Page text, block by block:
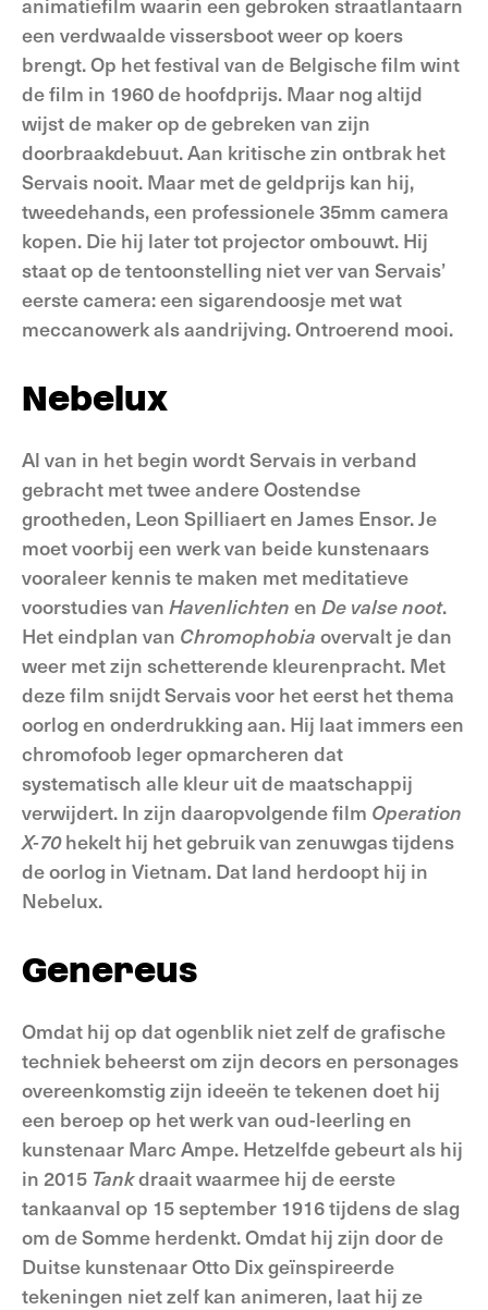
een verdwaalde vissersboot weer op koers
brengt. Op het festival van de Belgische film wint
de film in 1960 de hoofdprijs. Maar nog altijd
wijst de maker op de gebreken van zijn
doorbraakdebuut. Aan kritische zin ontbrak het
Servais nooit. Maar met de geldprijs kan hij,
tweedehands, een professionele 35mm camera
kopen. Die hij later tot projector ombouwt. Hij
staat op de tentoonstelling niet ver van Servais’
eerste camera: een sigarendoosje met wat
meccanowerk als aandrijving. Ontroerend mooi.
Nebelux
Al van in het begin wordt Servais in verband
gebracht met twee andere Oostendse
grootheden, Leon Spilliaert en James Ensor. Je
moet voorbij een werk van beide kunstenaars
vooraleer kennis te maken met meditatieve
voorstudies van Havenlichten en De valse noot.
Het eindplan van Chromophobia overvalt je dan
weer met zijn schetterende kleurenpracht. Met
deze film snijdt Servais voor het eerst het thema
oorlog en onderdrukking aan. Hij laat immers een
chromofoob leger opmarcheren dat
systematisch alle kleur uit de maatschappij
verwijdert. In zijn daaropvolgende film Operation
X-70hekelt hij het gebruik van zenuwgas tijdens
de oorlog in Vietnam. Dat land herdoopt hij in
Nebelux.
Genereus
Omdat hij op dat ogenblik niet zelf de grafische
techniek beheerst om zijn decors en personages
overeenkomstig zijn ideeën te tekenen doet hij
een beroep op het werk van oud-leerling en
kunstenaar Marc Ampe. Hetzelfde gebeurt als hij
in 2015 Tankdraait waarmee hij de eerste
tankaanval op 15 september 1916 tijdens de slag
om de Somme herdenkt. Omdat hij zijn door de
Duitse kunstenaar Otto Dix geïnspireerde
tekeningen niet zelf kan animeren, laat hij ze